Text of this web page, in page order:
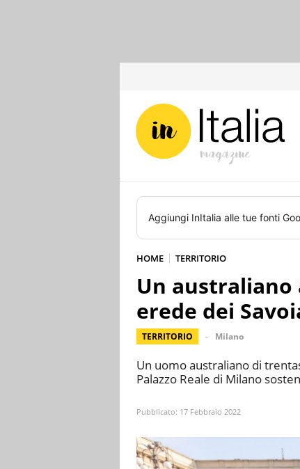
Aggiungi InItalia alle tue fonti
HOME TERRITORIO
Un australiano
erede dei
TERRITORIO Milano
Un uomo australiano di
Palazzo Reale di Milano
Pubblicato: 17 Febbraio 2022